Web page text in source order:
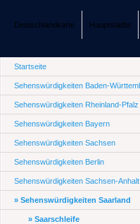
Deutschlandkarte Hauptstädte
Startseite
Sehenswürdigkeiten Baden-
Sehenswürdigkeiten Rheinland-Pfalz
Sehenswürdigkeiten Bayern
Sehenswürdigkeiten Sachsen
Sehenswürdigkeiten Berlin
Sehenswürdigkeiten Sachsen-Anhalt
» Sehenswürdigkeiten Saarland
» Saarschleife